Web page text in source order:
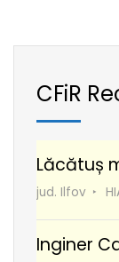
CFiR
Lăcătuș
jud. Ilfov
Inginer